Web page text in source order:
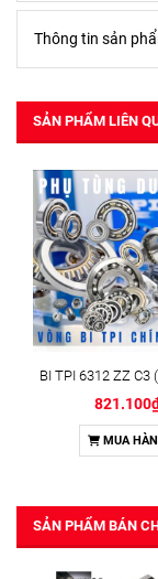
Thông tin sản
SẢN PHẨM LIÊN
BI TPI 6312 ZZ C3
MUA
SẢN PHẨM BÁN